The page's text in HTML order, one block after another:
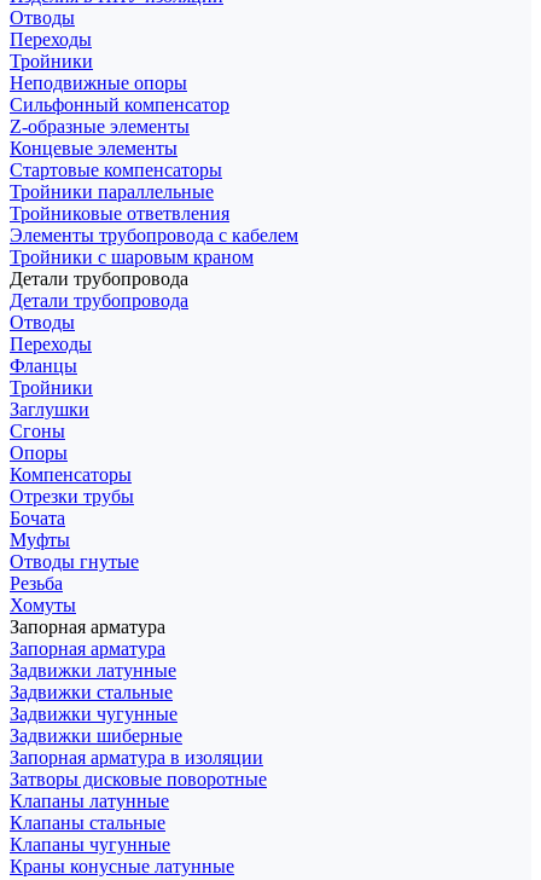
Отводы
Переходы
Тройники
Неподвижные опоры
Cильфонный компенсатор
Z-образные элементы
Концевые элементы
Стартовые компенсаторы
Тройники параллельные
Тройниковые ответвления
Элементы трубопровода с кабелем
Тройники с шаровым краном
Детали трубопровода
Детали трубопровода
Отводы
Переходы
Фланцы
Тройники
Заглушки
Сгоны
Опоры
Компенсаторы
Отрезки трубы
Бочата
Муфты
Отводы гнутые
Резьба
Хомуты
Запорная арматура
Запорная арматура
Задвижки латунные
Задвижки стальные
Задвижки чугунные
Задвижки шиберные
Запорная арматура в изоляции
Затворы дисковые поворотные
Клапаны латунные
Клапаны стальные
Клапаны чугунные
Краны конусные латунные